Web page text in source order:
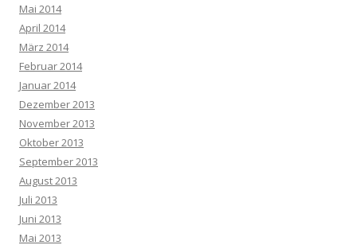
Mai 2014
April 2014
März 2014
Februar 2014
Januar 2014
Dezember 2013
November 2013
Oktober 2013
September 2013
August 2013
Juli 2013
Juni 2013
Mai 2013